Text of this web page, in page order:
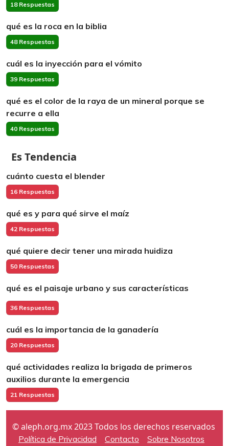
18 Respuestas
qué es la roca en la biblia
48 Respuestas
cuál es la inyección para el vómito
39 Respuestas
qué es el color de la raya de un mineral porque se
recurre a ella
40 Respuestas
Es Tendencia
cuánto cuesta el blender
16 Respuestas
qué es y para qué sirve el maíz
42 Respuestas
qué quiere decir tener una mirada huidiza
50 Respuestas
qué es el paisaje urbano y sus características
36 Respuestas
cuál es la importancia de la ganadería
20 Respuestas
qué actividades realiza la brigada de primeros
auxilios durante la emergencia
21 Respuestas
© aleph.org.mx 2023 Todos los derechos reservados
Política de Privacidad Contacto Sobre Nosotros